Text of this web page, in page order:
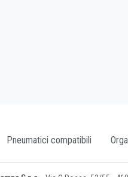
Pneumatici compatibili